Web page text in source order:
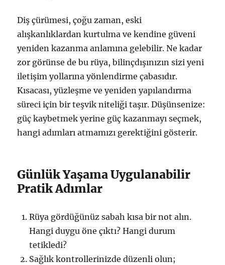
Diş çürümesi, çoğu zaman, eski
alışkanlıklardan kurtulma ve kendine güveni
yeniden kazanma anlamına gelebilir. Ne kadar
zor görünse de bu rüya, bilinçdışınızın sizi yeni
iletişim yollarına yönlendirme çabasıdır.
Kısacası, yüzleşme ve yeniden yapılandırma
süreci için bir teşvik niteliği taşır. Düşünsenize:
güç kaybetmek yerine güç kazanmayı seçmek,
hangi adımları atmamızı gerektiğini gösterir.
Günlük Yaşama Uygulanabilir
Pratik Adımlar
Rüya gördüğünüz sabah kısa bir not alın.
Hangi duygu öne çıktı? Hangi durum
tetikledi?
Sağlık kontrollerinizde düzenli olun;